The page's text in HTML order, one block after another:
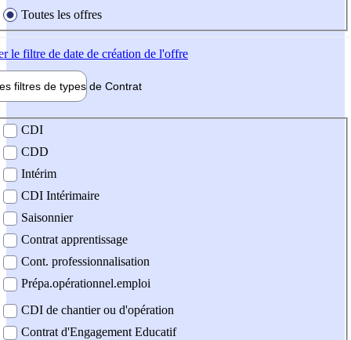
Toutes les offres
le filtre de date de création de l'offre
filtres de types de Contrat
contrat
CDI
CDD
Intérim
CDI Intérimaire
Saisonnier
Contrat apprentissage
Cont. professionnalisation
Prépa.opérationnel.emploi
CDI de chantier ou d'opération
Contrat d'Engagement Educatif